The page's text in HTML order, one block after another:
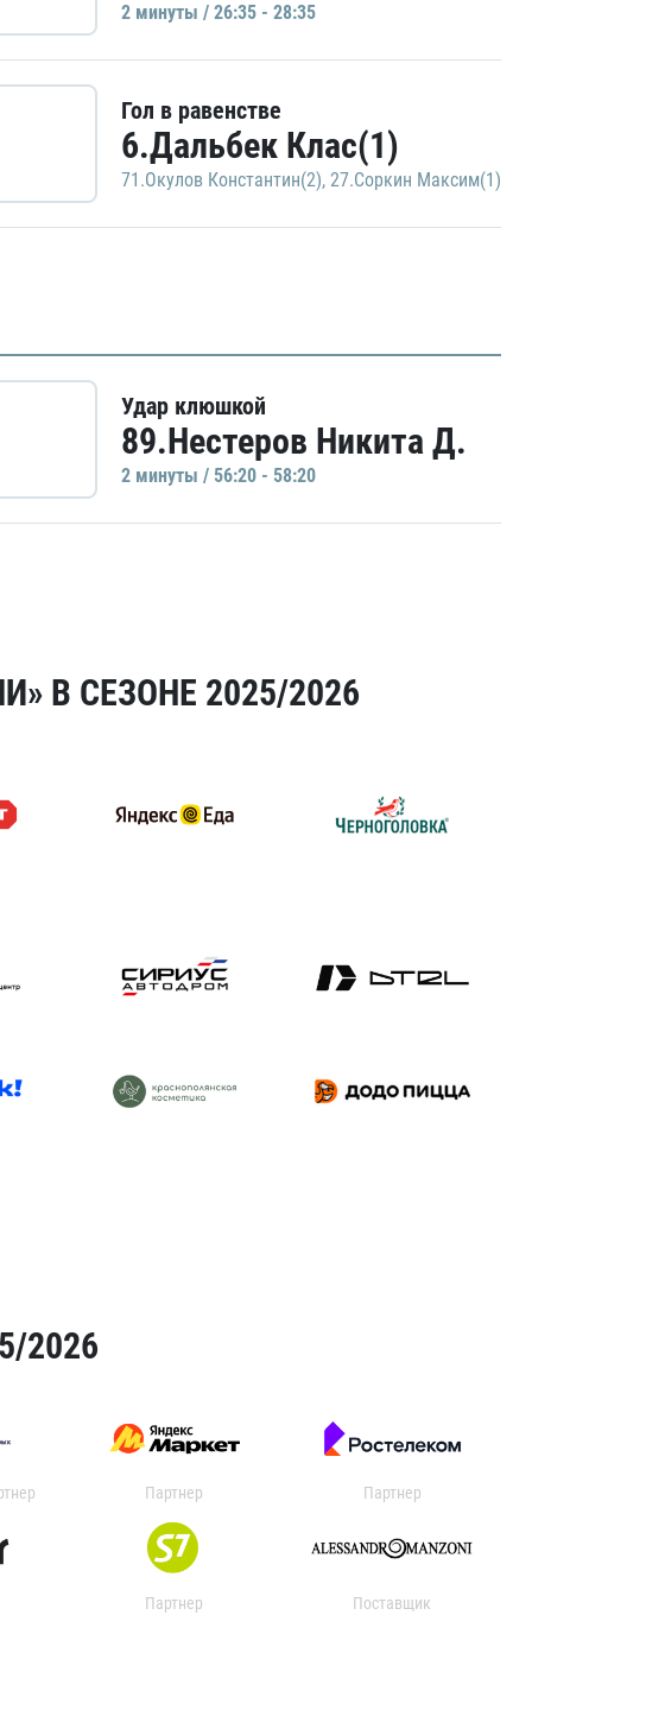
2 минуты / 26:35 - 28:35
Гол в равенстве
6.Дальбек Клас(1)
71.Окулов Константин(2), 27.Соркин Максим(1)
Удар клюшкой
89.Нестеров Никита Д.
2 минуты / 56:20 - 58:20
В СЕЗОНЕ 2025/2026
2026
Партнер Партнер
Партнер Поставщик